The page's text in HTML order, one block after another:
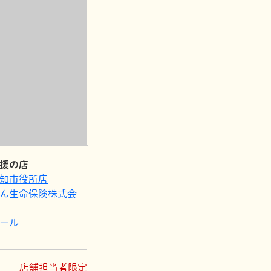
の店
市役所店
生命保険株式会
ル
コート」
店舗担当者限定